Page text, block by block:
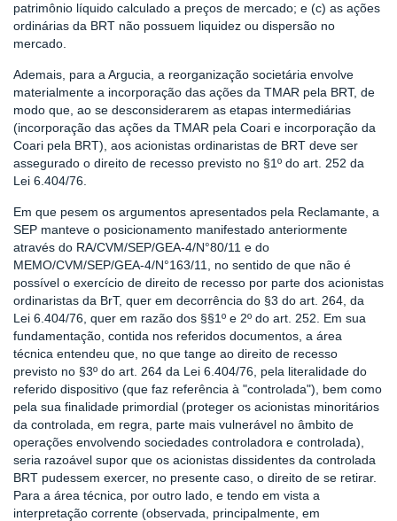
patrimônio líquido calculado a preços de mercado; e (c) as ações
ordinárias da BRT não possuem liquidez ou dispersão no
mercado.
Ademais, para a Argucia, a reorganização societária envolve
materialmente a incorporação das ações da TMAR pela BRT, de
modo que, ao se desconsiderarem as etapas intermediárias
(incorporação das ações da TMAR pela Coari e incorporação da
Coari pela BRT), aos acionistas ordinaristas de BRT deve ser
assegurado o direito de recesso previsto no §1º do art. 252 da
Lei 6.404/76.
Em que pesem os argumentos apresentados pela Reclamante, a
SEP manteve o posicionamento manifestado anteriormente
através do RA/CVM/SEP/GEA-4/N°80/11 e do
MEMO/CVM/SEP/GEA-4/N°163/11, no sentido de que não é
possível o exercício de direito de recesso por parte dos acionistas
ordinaristas da BrT, quer em decorrência do §3 do art. 264, da
Lei 6.404/76, quer em razão dos §§1º e 2º do art. 252. Em sua
fundamentação, contida nos referidos documentos, a área
técnica entendeu que, no que tange ao direito de recesso
previsto no §3º do art. 264 da Lei 6.404/76, pela literalidade do
referido dispositivo (que faz referência à "controlada"), bem como
pela sua finalidade primordial (proteger os acionistas minoritários
da controlada, em regra, parte mais vulnerável no âmbito de
operações envolvendo sociedades controladora e controlada),
seria razoável supor que os acionistas dissidentes da controlada
BRT pudessem exercer, no presente caso, o direito de se retirar.
Para a área técnica, por outro lado, e tendo em vista a
interpretação corrente (observada, principalmente, em